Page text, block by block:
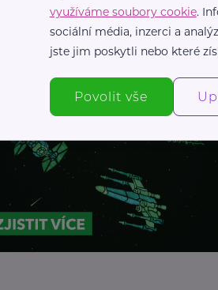
Další článkyvyužíváme soubory cookie.
sociální média, inzerci a
jste jim poskytli nebo které
Povolit vše